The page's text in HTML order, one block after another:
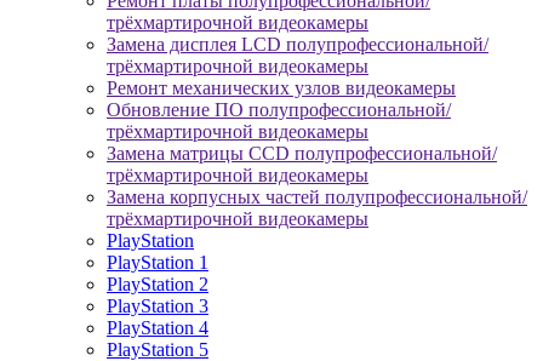
трёхмартирочной видеокамеры
Замена дисплея LCD полупрофессиональной/
трёхмартирочной видеокамеры
Ремонт механических узлов видеокамеры
Обновление ПО полупрофессиональной/
трёхмартирочной видеокамеры
Замена матрицы CCD полупрофессиональной/
трёхмартирочной видеокамеры
Замена корпусных частей полупрофессиональной/
трёхмартирочной видеокамеры
PlayStation
PlayStation 1
PlayStation 2
PlayStation 3
PlayStation 4
PlayStation 5